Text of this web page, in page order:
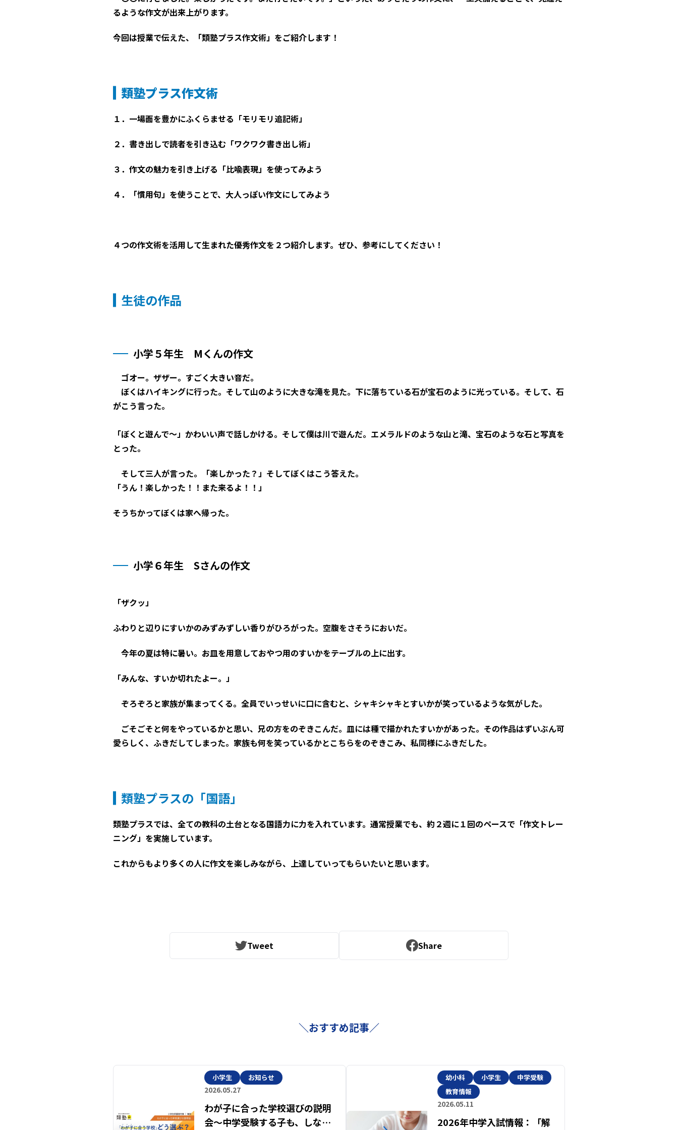
るような作文が出来上がります。
今回は授業で伝えた、「類塾プラス作文術」をご紹介します！
類塾プラス作文術
１．一場面を豊かにふくらませる「モリモリ追記術」
２．書き出しで読者を引き込む「ワクワク書き出し術」
３．作文の魅力を引き上げる「比喩表現」を使ってみよう
４．「慣用句」を使うことで、大人っぽい作文にしてみよう
４つの作文術を活用して生まれた優秀作文を２つ紹介します。ぜひ、参考にしてください！
生徒の作品
小学５年生 Mくんの作文
ゴオー。ザザー。すごく大きい音だ。
ぼくはハイキングに行った。そして山のように大きな滝を見た。下に落ちている石が宝石のように光っている。そして、石
がこう言った。
「ぼくと遊んで～」かわいい声で話しかける。そして僕は川で遊んだ。エメラルドのような山と滝、宝石のような石と写真を
とった。
そして三人が言った。「楽しかった？」そしてぼくはこう答えた。
「うん！楽しかった！！また来るよ！！」
そうちかってぼくは家へ帰った。
小学６年生 Sさんの作文
「ザクッ」
ふわりと辺りにすいかのみずみずしい香りがひろがった。空腹をさそうにおいだ。
今年の夏は特に暑い。お皿を用意しておやつ用のすいかをテーブルの上に出す。
「みんな、すいか切れたよー。」
ぞろぞろと家族が集まってくる。全員でいっせいに口に含むと、シャキシャキとすいかが笑っているような気がした。
ごそごそと何をやっているかと思い、兄の方をのぞきこんだ。皿には種で描かれたすいかがあった。その作品はずいぶん可
愛らしく、ふきだしてしまった。家族も何を笑っているかとこちらをのぞきこみ、私同様にふきだした。
類塾プラスの「国語」
類塾プラスでは、全ての教科の土台となる国語力に力を入れています。通常授業でも、約２週に１回のペースで「作文トレー
ニング」を実施しています。
これからもより多くの人に作文を楽しみながら、上達していってもらいたいと思います。
Tweet Share
＼おすすめ記事／
小学生 お知らせ
2026.05.27
わが子に合った学校選びの説明
会～中学受験する子も、しない
幼小科 小学生
中学受験
教育情報
2026.05.11
2026年中学入試情報：「解